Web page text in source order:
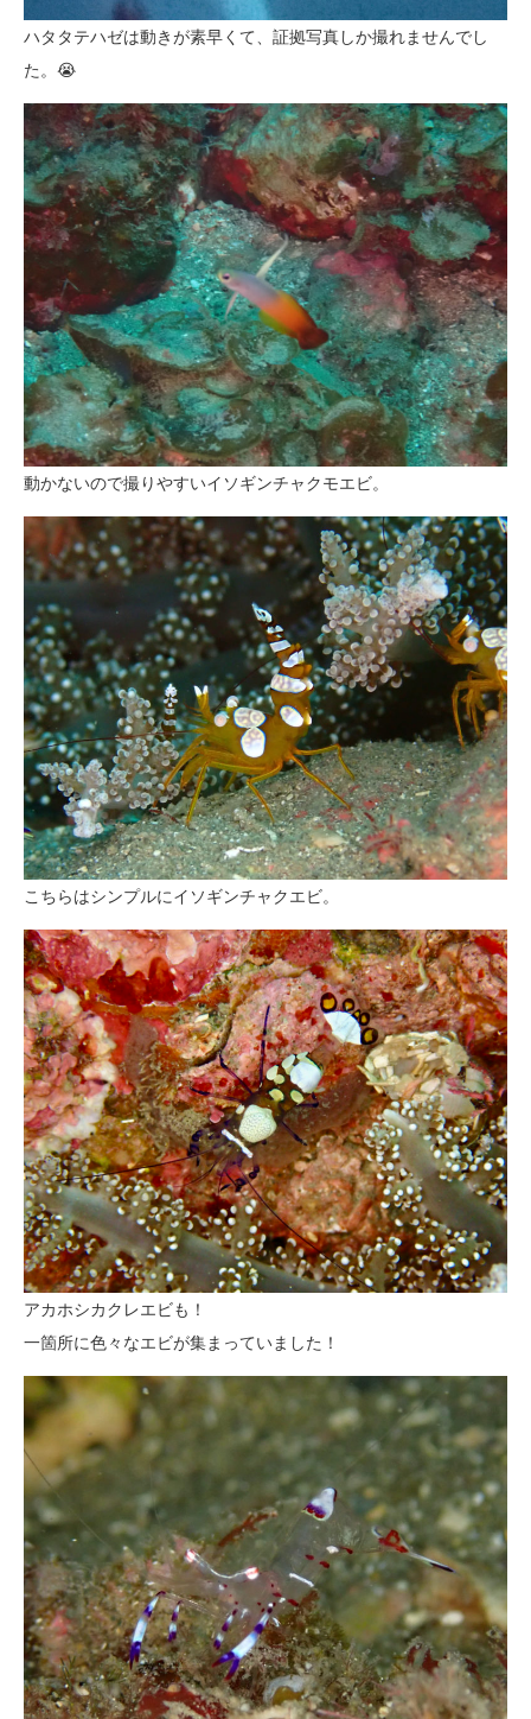
ハタタテハゼは動きが素早くて、証拠写真しか撮れませんでし
た。😭
動かないので撮りやすいイソギンチャクモエビ。
こちらはシンプルにイソギンチャクエビ。
アカホシカクレエビも！
一箇所に色々なエビが集まっていました！